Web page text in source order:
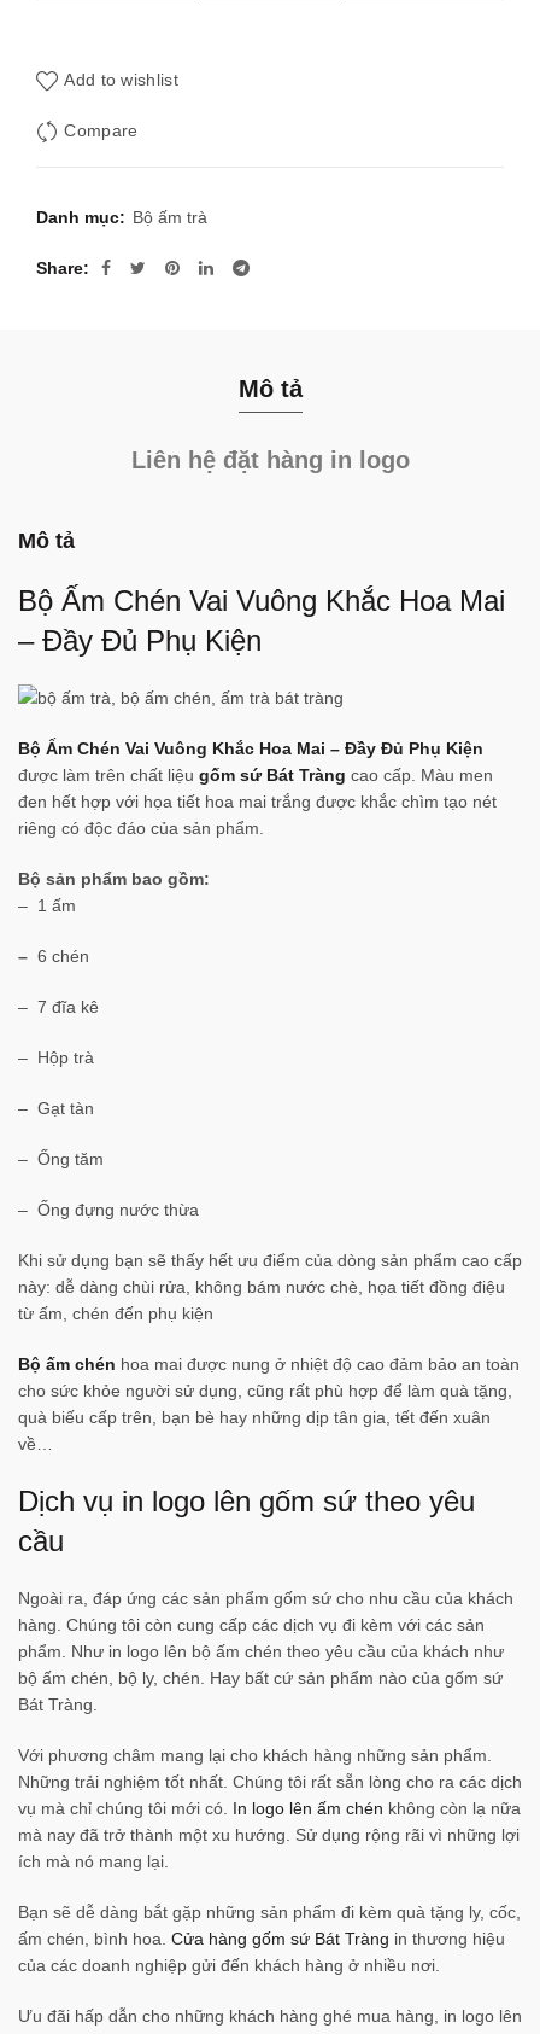
Add to wishlist
Compare
Danh mục: Bộ ấm trà
Share
Mô tả
Liên hệ đặt hàng in logo
Mô tả
Bộ Ấm Chén Vai Vuông Khắc Hoa Mai
– Đầy Đủ Phụ Kiện
Bộ Ấm Chén Vai Vuông Khắc Hoa Mai – Đầy Đủ Phụ Kiện
được làm trên chất liệu gốm sứ Bát Tràng cao cấp. Màu men
đen hết hợp với họa tiết hoa mai trắng được khắc chìm tạo nét
riêng có độc đáo của sản phẩm.
Bộ sản phẩm bao gồm:
– 1 ấm
– 6 chén
– 7 đĩa kê
– Hộp trà
– Gạt tàn
– Ống tăm
– Ống đựng nước thừa
Khi sử dụng bạn sẽ thấy hết ưu điểm của dòng sản phẩm cao cấp
này: dễ dàng chùi rửa, không bám nước chè, họa tiết đồng điệu
từ ấm, chén đến phụ kiện
Bộ ấm chén hoa mai được nung ở nhiệt độ cao đảm bảo an toàn
cho sức khỏe người sử dụng, cũng rất phù hợp để làm quà tặng,
quà biếu cấp trên, bạn bè hay những dịp tân gia, tết đến xuân
về…
Dịch vụ in logo lên gốm sứ theo yêu
cầu
Ngoài ra, đáp ứng các sản phẩm gốm sứ cho nhu cầu của khách
hàng. Chúng tôi còn cung cấp các dịch vụ đi kèm với các sản
phẩm. Như in logo lên bộ ấm chén theo yêu cầu của khách như
bộ ấm chén, bộ ly, chén. Hay bất cứ sản phẩm nào của gốm sứ
Bát Tràng.
Với phương châm mang lại cho khách hàng những sản phẩm.
Những trải nghiệm tốt nhất. Chúng tôi rất sẵn lòng cho ra các dịch
vụ mà chỉ chúng tôi mới có. In logo lên ấm chén không còn lạ nữa
mà nay đã trở thành một xu hướng. Sử dụng rộng rãi vì những lợi
ích mà nó mang lại.
Bạn sẽ dễ dàng bắt gặp những sản phẩm đi kèm quà tặng ly, cốc,
ấm chén, bình hoa. Cửa hàng gốm sứ Bát Tràng in thương hiệu
của các doanh nghiệp gửi đến khách hàng ở nhiều nơi.
Ưu đãi hấp dẫn cho những khách hàng ghé mua hàng, in logo lên